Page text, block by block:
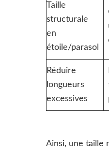
Taille
structurale
en
étoile/parasol
Réduire
longueurs
excessives
Ainsi, une taille